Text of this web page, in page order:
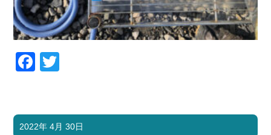
Facebook
2022年 4月 30日